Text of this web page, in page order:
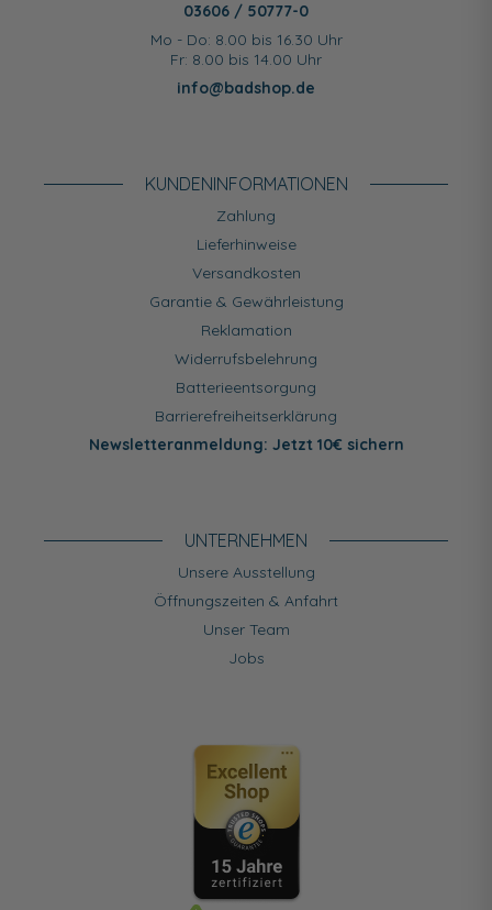
03606 / 50777-0
Mo - Do: 8.00 bis 16.30 Uhr
Fr: 8.00 bis 14.00 Uhr
info@badshop.de
KUNDEN­INFORMATIONEN
Zahlung
Lieferhinweise
Versandkosten
Garantie & Gewährleistung
Reklamation
Widerrufsbelehrung
Batterieentsorgung
Barrierefreiheitserklärung
Newsletteranmeldung: Jetzt 10€ sichern
UNTERNEHMEN
Unsere Ausstellung
Öffnungszeiten & Anfahrt
Unser Team
Jobs